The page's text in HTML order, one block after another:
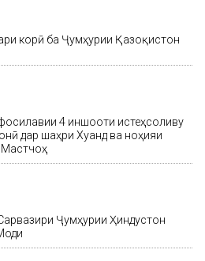
корӣ ба Ҷумҳурии Қазоқистон
4 иншооти истеҳсоливу
дар шаҳри Хуҷанд ва ноҳияи
Мастчоҳ
Ҷумҳурии Ҳиндустон